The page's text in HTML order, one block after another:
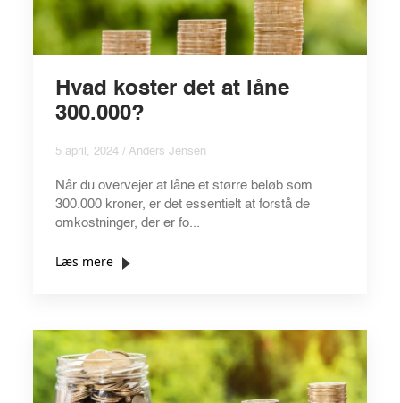
Hvad koster det at låne
300.000?
5 april, 2024 / Anders Jensen
Når du overvejer at låne et større beløb som
300.000 kroner, er det essentielt at forstå de
omkostninger, der er fo...
Læs mere